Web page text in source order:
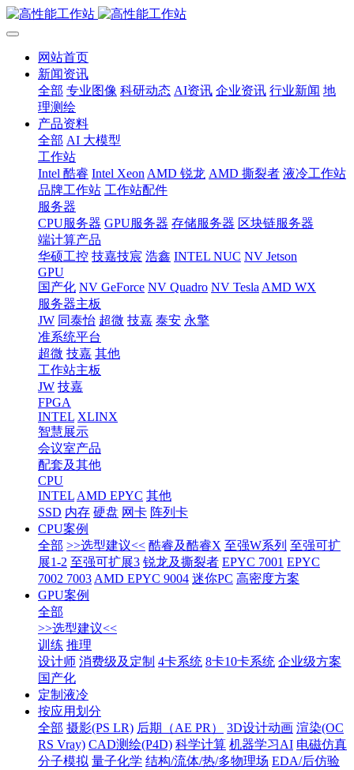
网站首页
新闻资讯
全部 专业图像 科研动态 AI资讯 企业资讯 行业新闻 地
理测绘
产品资料
全部 AI 大模型
工作站
Intel 酷睿 Intel Xeon AMD 锐龙 AMD 撕裂者 液冷工作站
品牌工作站 工作站配件
服务器
CPU服务器 GPU服务器 存储服务器 区块链服务器
端计算产品
华硕工控 技嘉技宸 浩鑫 INTEL NUC NV Jetson
GPU
国产化 NV GeForce NV Quadro NV Tesla AMD WX
服务器主板
JW 同泰怡 超微 技嘉 泰安 永擎
准系统平台
超微 技嘉 其他
工作站主板
JW 技嘉
FPGA
INTEL XLINX
智慧展示
会议室产品
配套及其他
CPU
INTEL AMD EPYC 其他
SSD 内存 硬盘 网卡 阵列卡
CPU案例
全部 >>选型建议<< 酷睿及酷睿X 至强W系列 至强可扩
展1-2 至强可扩展3 锐龙及撕裂者 EPYC 7001 EPYC
7002 7003 AMD EPYC 9004 迷你PC 高密度方案
GPU案例
全部
>>选型建议<<
训练 推理
设计师 消费级及定制 4卡系统 8卡10卡系统 企业级方案
国产化
定制液冷
按应用划分
全部 摄影(PS LR) 后期（AE PR） 3D设计动画 渲染(OC
RS Vray) CAD测绘(P4D) 科学计算 机器学习AI 电磁仿真
分子模拟 量子化学 结构/流体/热/多物理场 EDA/后仿验